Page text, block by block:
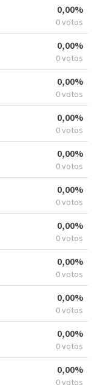
0,00%
0 votos
0,00%
0 votos
0,00%
0 votos
0,00%
0 votos
0,00%
0 votos
0,00%
0 votos
0,00%
0 votos
0,00%
0 votos
0,00%
0 votos
0,00%
0 votos
0,00%
0 votos